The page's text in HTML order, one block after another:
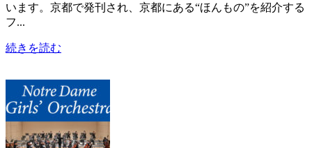
います。京都で発刊され、京都にある“ほんもの”を紹介する
フ...
続きを読む